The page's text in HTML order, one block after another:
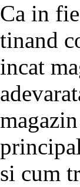
Ca in
tinand
incat
si cum